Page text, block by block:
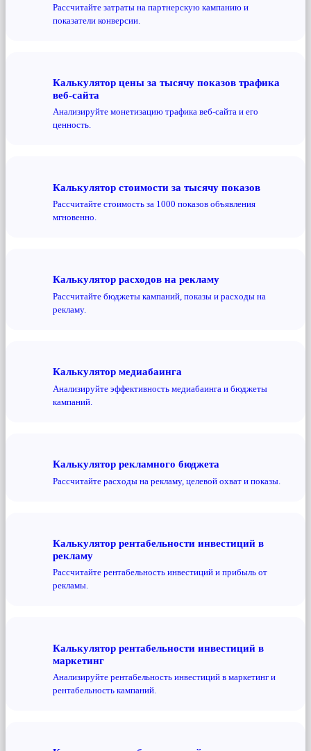
Рассчитайте затраты на партнерскую кампанию и
показатели конверсии.
Калькулятор цены за тысячу показов трафика
веб-сайта
Анализируйте монетизацию трафика веб-сайта и его
ценность.
Калькулятор стоимости за тысячу показов
Рассчитайте стоимость за 1000 показов объявления
мгновенно.
Калькулятор расходов на рекламу
Рассчитайте бюджеты кампаний, показы и расходы на
рекламу.
Калькулятор медиабаинга
Анализируйте эффективность медиабаинга и бюджеты
кампаний.
Калькулятор рекламного бюджета
Рассчитайте расходы на рекламу, целевой охват и показы.
Калькулятор рентабельности инвестиций в
рекламу
Рассчитайте рентабельность инвестиций и прибыль от
рекламы.
Калькулятор рентабельности инвестиций в
маркетинг
Анализируйте рентабельность инвестиций в маркетинг и
рентабельность кампаний.